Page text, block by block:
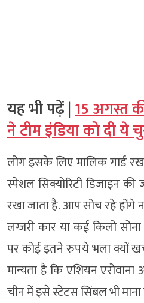
यह भी पढ़ें |15 अगस्त
ने टीम इंडिया को दी ये
लोग इसके लिए मालिक
स्पेशल सिक्योरिटी डिजाइन
रखा जाता है. आप सोच रहे होंगे
लग्जरी कार या कई किलो
पर कोई इतने रुपये भला क्यों
मान्यता है कि एशियन
चीन में इसे स्टेटस सिंबल भी माना